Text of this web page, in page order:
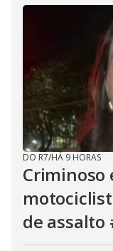
DO R7/HÁ 9 HORAS
Criminoso
de